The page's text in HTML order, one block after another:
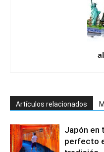
Artículos relacionados
Japón en
perfecto